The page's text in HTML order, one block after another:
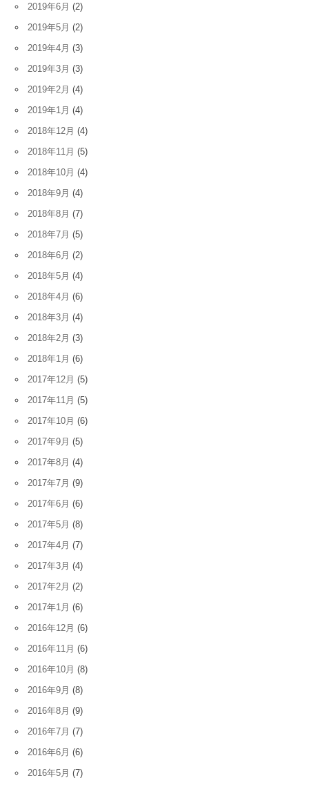
2019年6月 (2)
2019年5月 (2)
2019年4月 (3)
2019年3月 (3)
2019年2月 (4)
2019年1月 (4)
2018年12月 (4)
2018年11月 (5)
2018年10月 (4)
2018年9月 (4)
2018年8月 (7)
2018年7月 (5)
2018年6月 (2)
2018年5月 (4)
2018年4月 (6)
2018年3月 (4)
2018年2月 (3)
2018年1月 (6)
2017年12月 (5)
2017年11月 (5)
2017年10月 (6)
2017年9月 (5)
2017年8月 (4)
2017年7月 (9)
2017年6月 (6)
2017年5月 (8)
2017年4月 (7)
2017年3月 (4)
2017年2月 (2)
2017年1月 (6)
2016年12月 (6)
2016年11月 (6)
2016年10月 (8)
2016年9月 (8)
2016年8月 (9)
2016年7月 (7)
2016年6月 (6)
2016年5月 (7)